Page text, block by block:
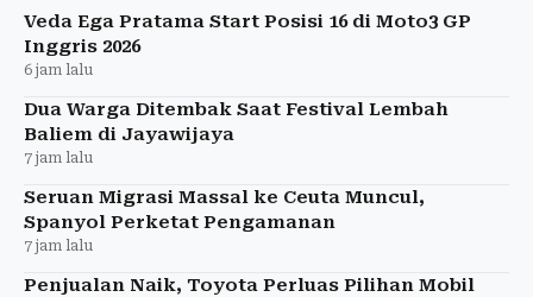
Veda Ega Pratama Start Posisi 16 di Moto3 GP
Inggris 2026
6 jam lalu
Dua Warga Ditembak Saat Festival Lembah
Baliem di Jayawijaya
7 jam lalu
Seruan Migrasi Massal ke Ceuta Muncul,
Spanyol Perketat Pengamanan
7 jam lalu
Penjualan Naik, Toyota Perluas Pilihan Mobil